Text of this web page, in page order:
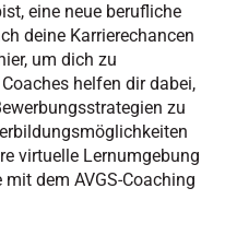
eine neue berufliche
deine Karrierechancen
um dich zu
helfen dir dabei,
zu
virtuelle Lernumgebung
dem AVGS-Coaching